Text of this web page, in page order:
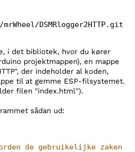
DSMRlogger2HTTP.git
i det bibliotek, hvor du kører
projektmappen), en mappe
der indeholder al koden,
til at gemme ESP-filsystemet.
filen "index.html").
sådan ud:
de gebruikelijke zaken